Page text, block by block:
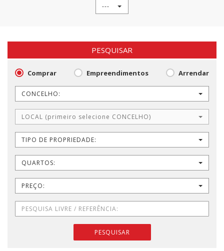
---
PESQUISAR
Comprar Empreendimentos Arrendar
CONCELHO:
LOCAL (primeiro selecione CONCELHO)
TIPO DE PROPRIEDADE:
QUARTOS:
PREÇO:
PESQUISAR